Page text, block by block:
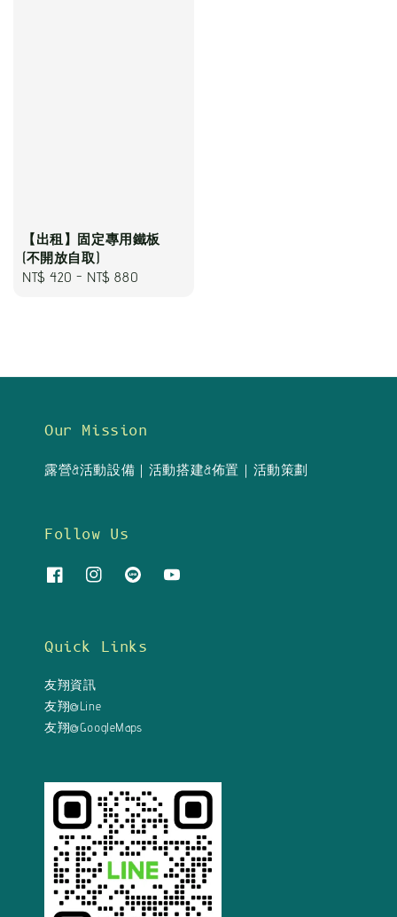
【出租】固定專用鐵板
(不開放自取)
Regular
NT$ 420 - NT$ 880
Our Mission
露營&活動設備｜活動搭建&佈置｜活動策劃
Follow Us
Quick Links
友翔資訊
友翔@Line
友翔@GoogleMaps